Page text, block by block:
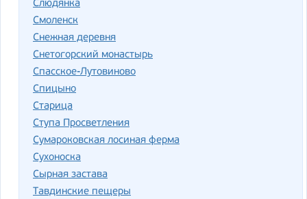
Слюдянка
Смоленск
Снежная деревня
Снетогорский монастырь
Спасское-Лутовиново
Спицыно
Старица
Ступа Просветления
Сумароковская лосиная ферма
Сухоноска
Сырная застава
Тавдинские пещеры